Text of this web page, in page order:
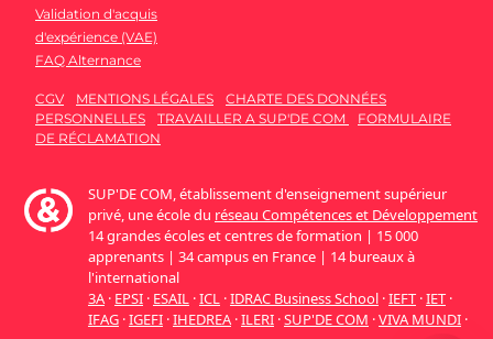
Validation d'acquis
d'expérience (VAE)
FAQ Alternance
CGV MENTIONS LÉGALES
CHARTE DES DONNÉES
PERSONNELLES
TRAVAILLER A SUP'DE COM
FORMULAIRE
DE RÉCLAMATION